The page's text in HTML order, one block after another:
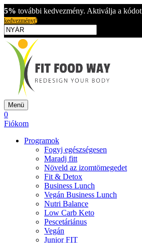
5% további kedvezmény. Aktiválja a kódot
kedvezményt!
Menü
0
Fiókom
Programok
Fogyj egészségesen
Maradj fitt
Növeld az izomtömegedet
Fit & Detox
Business Lunch
Vegán Business Lunch
Nutri Balance
Low Carb Keto
Pescetáriánus
Vegán
Junior FIT